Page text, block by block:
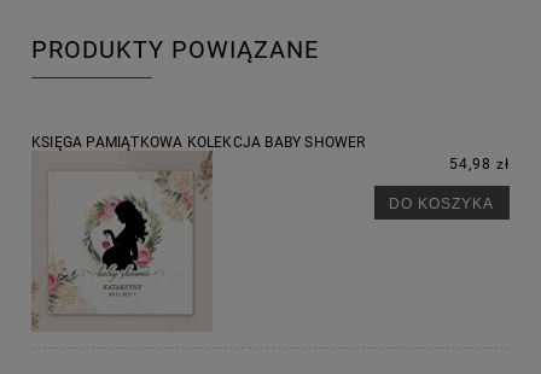
PRODUKTY POWIĄZANE
KSIĘGA PAMIĄTKOWA KOLEKCJA BABY SHOWER
54,98 zł
DO KOSZYKA